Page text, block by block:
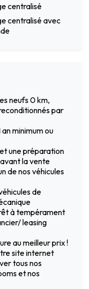
centralisé
centralisé avec
neufs 0 km,
par
minimum ou
une préparation
la vente
de nos véhicules
de
à tempérament
leasing
au meilleur prix !
site internet
tous nos
et nos